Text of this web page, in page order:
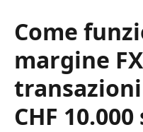
Come
margine
CHF